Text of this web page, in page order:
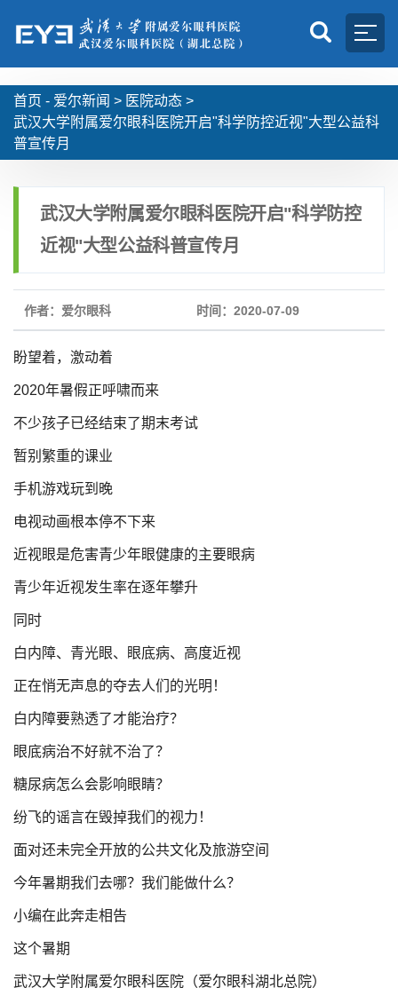
首页 - 爱尔新闻 > 医院动态 >
武汉大学附属爱尔眼科医院开启"科学防控近视"大型公益科
普宣传月
武汉大学附属爱尔眼科医院开启"科学防控
近视"大型公益科普宣传月
作者：爱尔眼科 时间：2020-07-09
盼望着，激动着
2020年暑假正呼啸而来
不少孩子已经结束了期末考试
暂别繁重的课业
手机游戏玩到晚
电视动画根本停不下来
近视眼是危害青少年眼健康的主要眼病
青少年近视发生率在逐年攀升
同时
白内障、青光眼、眼底病、高度近视
正在悄无声息的夺去人们的光明！
白内障要熟透了才能治疗？
眼底病治不好就不治了？
糖尿病怎么会影响眼睛？
纷飞的谣言在毁掉我们的视力！
面对还未完全开放的公共文化及旅游空间
今年暑期我们去哪？我们能做什么？
小编在此奔走相告
这个暑期
武汉大学附属爱尔眼科医院（爱尔眼科湖北总院）